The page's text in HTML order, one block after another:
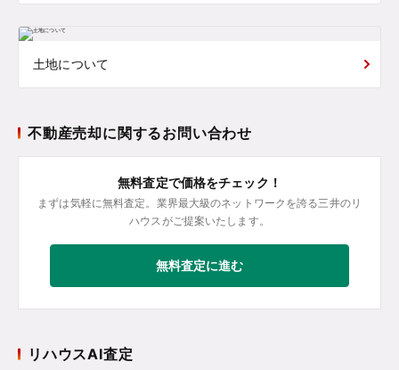
土地について
不動産売却に関するお問い合わせ
無料査定で価格をチェック！
まずは気軽に無料査定。業界最大級のネットワークを誇る三井のリ
ハウスがご提案いたします。
無料査定に進む
リハウスAI査定